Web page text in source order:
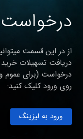
از در این قسمت
دریافت تسهیلات
درخواست (برای عموم
روی ورود کلیک کنید:
ورود به لیزینگ